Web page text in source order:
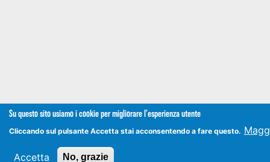
Su questo sito usiamo i cookie per migliorare l'esperienza utente
Cliccando sul pulsante Accetta stai acconsentendo a fare questo.
Accetta No, grazie